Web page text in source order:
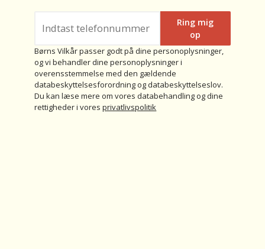
Ring mig
op
Børns Vilkår passer godt på dine personoplysninger,
og vi behandler dine personoplysninger i
overensstemmelse med den gældende
databeskyttelsesforordning og databeskyttelseslov.
Du kan læse mere om vores databehandling og dine
rettigheder i voresprivatlivspolitik